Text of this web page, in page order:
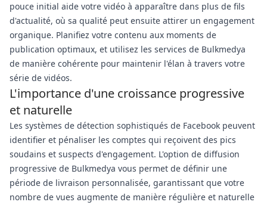
pouce initial aide votre vidéo à apparaître dans plus de fils
d'actualité, où sa qualité peut ensuite attirer un engagement
organique. Planifiez votre contenu aux moments de
publication optimaux, et utilisez les services de Bulkmedya
de manière cohérente pour maintenir l'élan à travers votre
série de vidéos.
L'importance d'une croissance progressive
et naturelle
Les systèmes de détection sophistiqués de Facebook peuvent
identifier et pénaliser les comptes qui reçoivent des pics
soudains et suspects d'engagement. L'option de diffusion
progressive de Bulkmedya vous permet de définir une
période de livraison personnalisée, garantissant que votre
nombre de vues augmente de manière régulière et naturelle